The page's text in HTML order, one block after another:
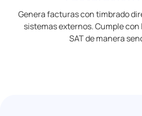
Genera facturas con timbrado
sistemas externos. Cumple
SAT de manera